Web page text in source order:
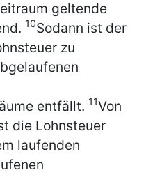
geltende
10Sodann ist der
zu
entfällt. 11Von
die Lohnsteuer
laufenden